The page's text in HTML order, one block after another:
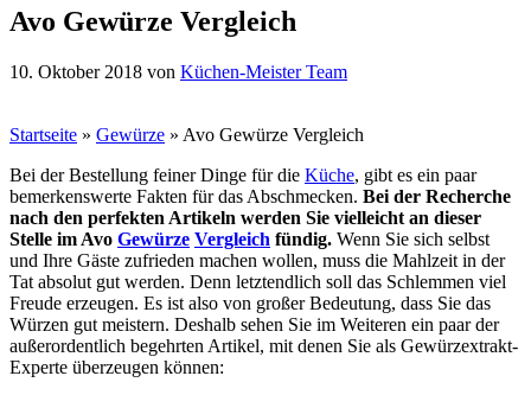
Avo Gewürze Vergleich
10. Oktober 2018 von Küchen-Meister Team
Startseite » Gewürze » Avo Gewürze Vergleich
Bei der Bestellung feiner Dinge für die Küche, gibt es ein paar
bemerkenswerte Fakten für das Abschmecken. Bei der Recherche
nach den perfekten Artikeln werden Sie vielleicht an dieser
Stelle im Avo Gewürze Vergleich fündig. Wenn Sie sich selbst
und Ihre Gäste zufrieden machen wollen, muss die Mahlzeit in der
Tat absolut gut werden. Denn letztendlich soll das Schlemmen viel
Freude erzeugen. Es ist also von großer Bedeutung, dass Sie das
Würzen gut meistern. Deshalb sehen Sie im Weiteren ein paar der
außerordentlich begehrten Artikel, mit denen Sie als Gewürzextrakt-
Experte überzeugen können: